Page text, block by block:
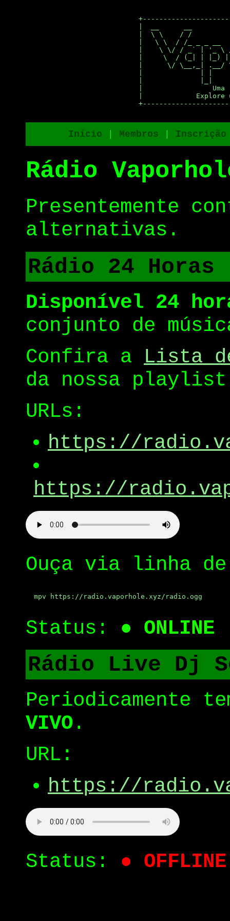
|  \ \    / /
|   \ \  / /_ _ _ __
|    \ \/ / _` | '_ \
|     \  / (_| | |_)
|      \/ \__,_| .__/
|                 Uma
|             Explore
Início Membros Inscrição
Rádio
Presentemente
alternativas.
Rádio 24 Horas
Disponível 24
conjunto de
Confira a Lista
da nossa
URLs:
https://
https://
Ouça via linha de
mpv https://radio.vaporhole.xyz/radio.ogg
Status: ● ONLINE
Rádio Live Dj
Periodicamente
VIVO .
URL:
https://
Status: ● OFFLINE